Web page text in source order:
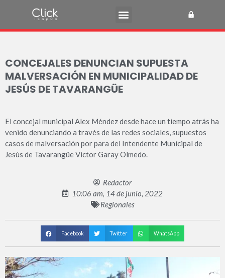
CONCEJALES DENUNCIAN SUPUESTA
MALVERSACIÓN EN MUNICIPALIDAD DE
JESÚS DE TAVARANGÜE
El concejal municipal Alex Méndez desde hace un tiempo atrás ha
venido denunciando a través de las redes sociales, supuestos
casos de malversación por para del Intendente Municipal de
Jesús de Tavarangüe Victor Garay Olmedo.
Redactor
10:06 am, 14 de junio, 2022
Regionales
Facebook Twitter WhatsApp